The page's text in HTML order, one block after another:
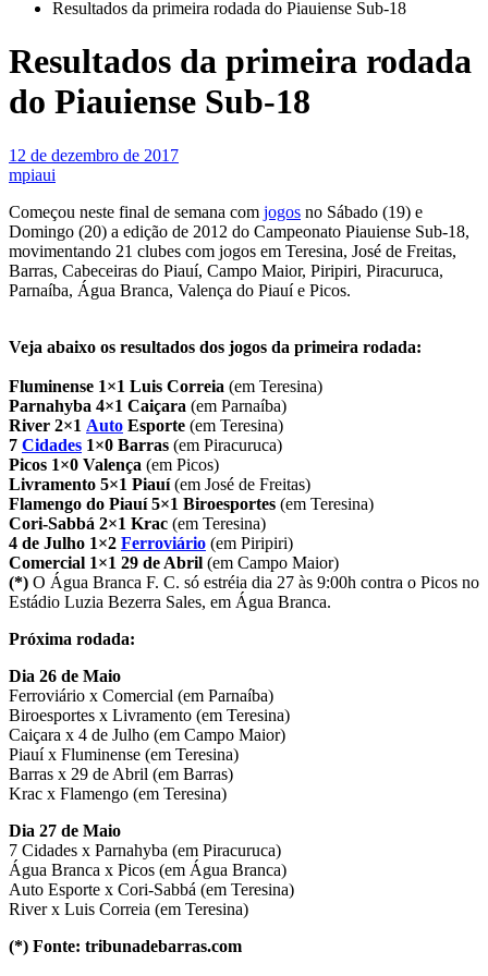
Resultados da primeira rodada do Piauiense Sub-18
Resultados da primeira rodada
do Piauiense Sub-18
12 de dezembro de 2017
mpiaui
Começou neste final de semana com jogos no Sábado (19) e
Domingo (20) a edição de 2012 do Campeonato Piauiense Sub-18,
movimentando 21 clubes com jogos em Teresina, José de Freitas,
Barras, Cabeceiras do Piauí, Campo Maior, Piripiri, Piracuruca,
Parnaíba, Água Branca, Valença do Piauí e Picos.
Veja abaixo os resultados dos jogos da primeira rodada:
Fluminense 1×1 Luis Correia (em Teresina)
Parnahyba 4×1 Caiçara (em Parnaíba)
River 2×1 Auto Esporte (em Teresina)
7 Cidades 1×0 Barras (em Piracuruca)
Picos 1×0 Valença (em Picos)
Livramento 5×1 Piauí(em José de Freitas)
Flamengo do Piauí 5×1 Biroesportes (em Teresina)
Cori-Sabbá 2×1 Krac (em Teresina)
4 de Julho 1×2 Ferroviário (em Piripiri)
Comercial 1×1 29 de Abril (em Campo Maior)
(*) O Água Branca F. C. só estréia dia 27 às 9:00h contra o Picos no
Estádio Luzia Bezerra Sales, em Água Branca.
Próxima rodada:
Dia 26 de Maio
Ferroviário x Comercial (em Parnaíba)
Biroesportes x Livramento (em Teresina)
Caiçara x 4 de Julho (em Campo Maior)
Piauí x Fluminense (em Teresina)
Barras x 29 de Abril (em Barras)
Krac x Flamengo (em Teresina)
Dia 27 de Maio
7 Cidades x Parnahyba (em Piracuruca)
Água Branca x Picos (em Água Branca)
Auto Esporte x Cori-Sabbá (em Teresina)
River x Luis Correia (em Teresina)
(*) Fonte: tribunadebarras.com